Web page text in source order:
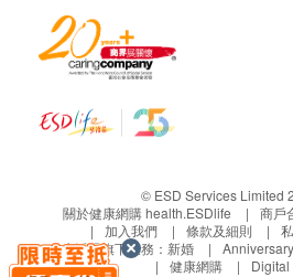
臀圍
腰臀圍比值
耳鼻喉檢查
内科檢查
外科檢查
總膽固醇
三酸甘油脂
最後決定權。
所有健康檢查/服務並非作
途。當閣下身體健康出現任
本服務/產品由商戶提供
有關此服務/產品的錯漏或延
產品而引致的損失、損害、
網購health.ESDlife概不負責
© ESD Services Limited
關於健康網購 health.ESDlife
商戶
加入我們
條款及細則
生活易旗下業務： 新婚 Anniversary
健康網購